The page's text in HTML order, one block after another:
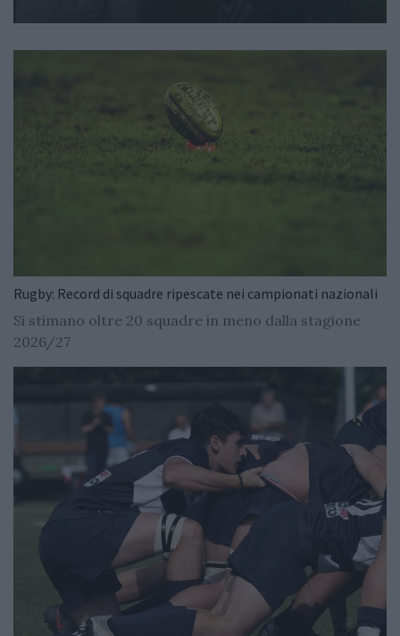
Rugby: Record di squadre ripescate nei campionati nazionali
Si stimano oltre 20 squadre in meno dalla stagione
2026/27